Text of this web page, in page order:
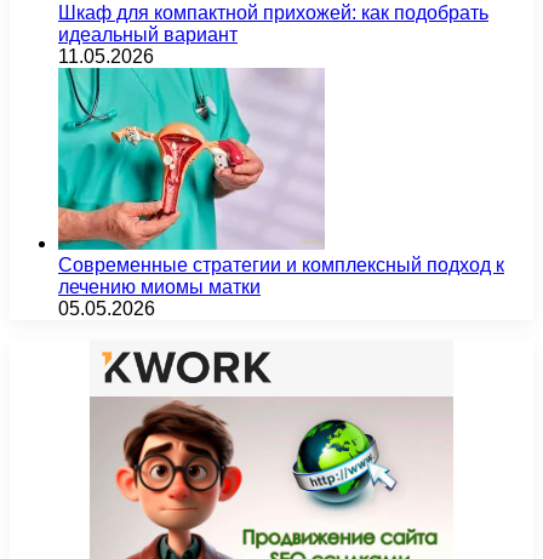
Шкаф для компактной прихожей: как подобрать
идеальный вариант
11.05.2026
Современные стратегии и комплексный подход к
лечению миомы матки
05.05.2026